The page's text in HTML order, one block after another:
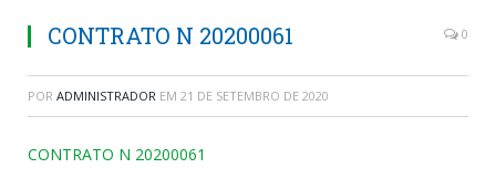
CONTRATO N 20200061 0
POR ADMINISTRADOR EM 21 DE SETEMBRO DE 2020
CONTRATO N 20200061